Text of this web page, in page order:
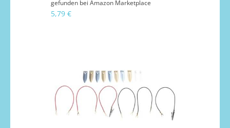
gefunden bei Amazon Marketplace
5,79 €